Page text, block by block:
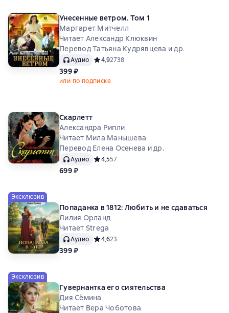
Унесенные ветром. Том 1
Маргарет Митчелл
Читает Александр Клюквин
Перевод Татьяна Кудрявцева и др.
Аудио Средний рейтинг 4,9 на основе 2738 оценок
4,92738
399 ₽
или по подписке
Скарлетт
Александра Рипли
Читает Мила Манышева
Перевод Елена Осенева и др.
Аудио Средний рейтинг 4,5 на основе 57 оценок
4,557
699 ₽
Эксклюзив
Попаданка в 1812: Любить и не сдаваться
Лилия Орланд
Читает Strega
Аудио Средний рейтинг 4,6 на основе 23 оценок
4,623
399 ₽
Эксклюзив
Гувернантка его сиятельства
Дия Сёмина
Читает Вера Чоботова